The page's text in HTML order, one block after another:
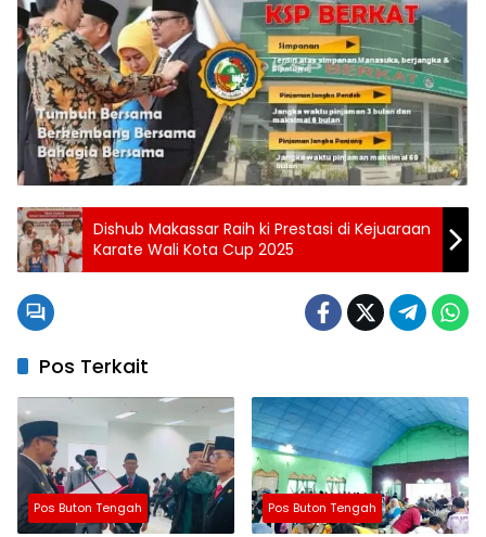
Dishub Makassar Raih ki Prestasi di Kejuaraan
Karate Wali Kota Cup 2025
Pos Terkait
Pos Buton Tengah Pos Buton Tengah